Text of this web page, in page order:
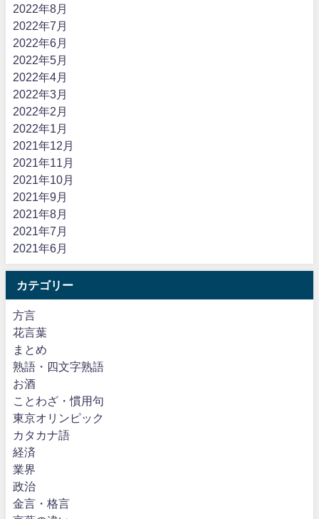
2022年8月
2022年7月
2022年6月
2022年5月
2022年4月
2022年3月
2022年2月
2022年1月
2021年12月
2021年11月
2021年10月
2021年9月
2021年8月
2021年7月
2021年6月
カテゴリー
方言
花言葉
まとめ
熟語・四文字熟語
お酒
ことわざ・慣用句
東京オリンピック
カタカナ語
経済
業界
政治
金言・格言